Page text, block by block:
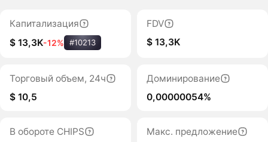
Капитализация
$ 13,3K-12% #10213
FDV
$ 13,3K
Торговый объем, 24ч
$ 10,5
Доминирование
0,00000054%
В обороте CHIPS
Макс. предложение